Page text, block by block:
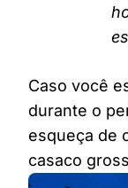
Caso você
durante o
esqueça de
casaco